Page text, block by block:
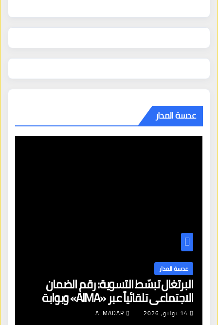
عدسة المدار
عدسة المدار
البرتغال تبسّط التسوية: رقم الضمان
الاجتماعي تلقائياً عبر «AIMA» وبوابة
جديدة لتجديد الإقامات
14 يوليو، 2026 ALMADAR